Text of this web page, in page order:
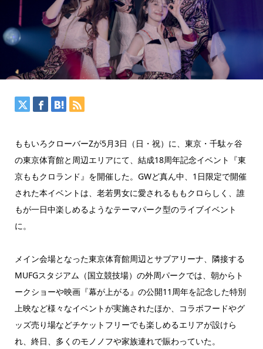
ももいろクローバーZが5月3日（日・祝）に、東京・千駄ヶ谷
の東京体育館と周辺エリアにて、結成18周年記念イベント『東
京ももクロランド』を開催した。GWど真ん中、1日限定で開催
された本イベントは、老若男女に愛されるももクロらしく、誰
もが一日中楽しめるようなテーマパーク型のライブイベント
に。
メイン会場となった東京体育館周辺とサブアリーナ、隣接する
MUFGスタジアム（国立競技場）の外周パークでは、朝からト
ークショーや映画『幕が上がる』の公開11周年を記念した特別
上映など様々なイベントが実施されたほか、コラボフードやグ
ッズ売り場などチケットフリーでも楽しめるエリアが設けら
れ、終日、多くのモノノフや家族連れで賑わっていた。